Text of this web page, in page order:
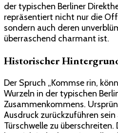
der typischen Berliner
repräsentiert nicht nur die
sondern auch deren
überraschend charmant ist.
Historischer
Der Spruch „Kommse rin,
Wurzeln in der typischen
Zusammenkommens.
Ausdruck zurückzuführen
Türschwelle zu